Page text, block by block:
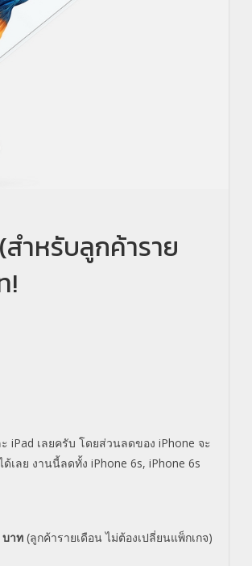
ำหรับลูกค้าราย
!
iPad เลยครับ โดยส่วนลดของ iPhone จะ
เลย งานนี้ลดทั้ง iPhone 6s, iPhone 6s
บาท (ลูกค้ารายเดือน ไม่ต้องเปลี่ยนแพ็กเกจ)